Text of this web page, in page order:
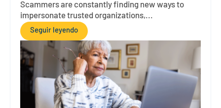
Scammers are constantly finding new ways to
impersonate trusted organizations,...
Seguir leyendo